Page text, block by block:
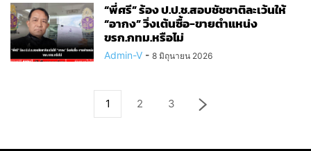
“พี่ศรี” ร้อง ป.ป.ช.สอบชัชชาติละเว้นให้
“อากง” วิ่งเต้นซื้อ-ขายตำแหน่ง
ขรก.กทม.หรือไม่
Admin-V - 8 มิถุนายน 2026
1 2 3